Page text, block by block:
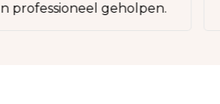
geholpen.